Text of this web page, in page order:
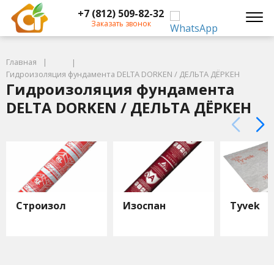
+7 (812) 509-82-32
Заказать звонок
Главная
Гидроизоляция фундамента DELTA DORKEN / ДЕЛЬТА ДЁРКЕН
Гидроизоляция фундамента
DELTA DORKEN / ДЕЛЬТА ДЁРКЕН
Строизол Изоспан Tyvek